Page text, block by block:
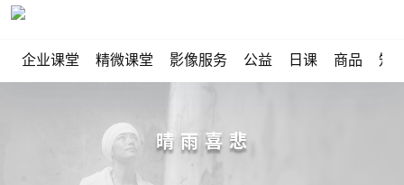
企业课堂 精微课堂 影像服务 公益 日课 商品 知
晴 雨 喜 悲